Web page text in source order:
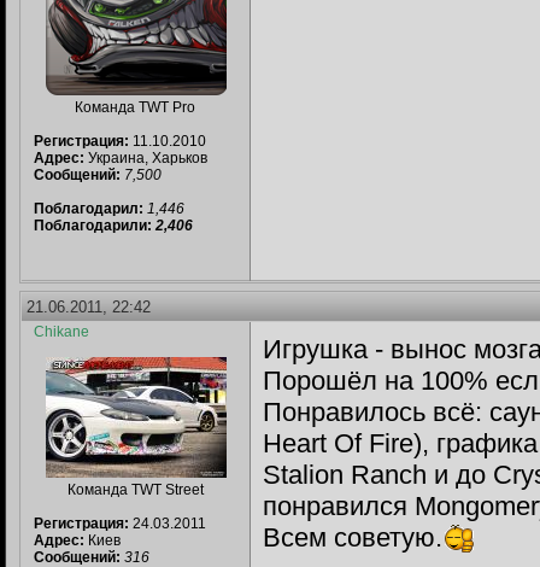
Команда TWT Pro
Регистрация: 11.10.2010
Адрес: Украина, Харьков
Сообщений: 7,500
Поблагодарил: 1,446
Поблагодарили: 2,406
21.06.2011, 22:42
Chikane
Команда TWT Street
Регистрация: 24.03.2011
Адрес: Киев
Сообщений: 316
Игрушка - вынос
Порошёл на 100%
Понравилось всё:
Heart Of Fire),
Stalion Ranch и до
понравился
Всем советую.